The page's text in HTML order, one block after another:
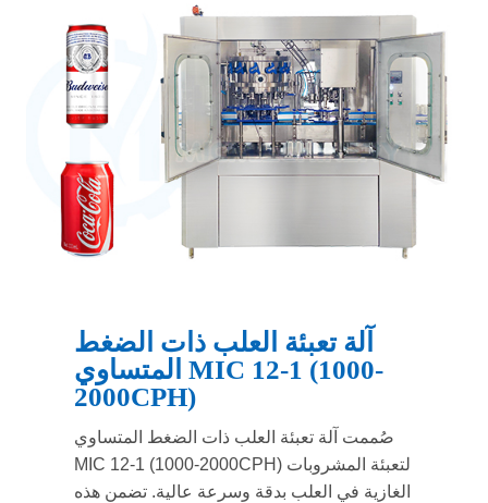
آلة تعبئة العلب ذات الضغط
المتساوي MIC 12-1 (1000-
2000CPH)
صُممت آلة تعبئة العلب ذات الضغط المتساوي
MIC 12-1 (1000-2000CPH) لتعبئة المشروبات
الغازية في العلب بدقة وسرعة عالية. تضمن هذه